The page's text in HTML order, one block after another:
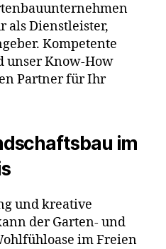
als Dienstleister,
Kompetente
unser Know-How
Partner für Ihr
im
und kreative
der Garten- und
im Freien